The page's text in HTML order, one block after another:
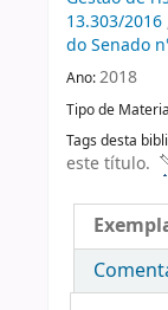
13.303/2016
do Senado
Ano:2018
Tipo de
Tags desta
este título.